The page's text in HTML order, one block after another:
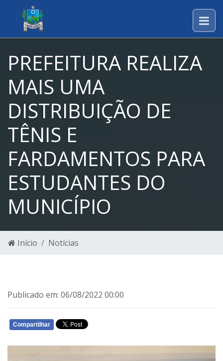
PREFEITURA REALIZA
MAIS UMA
DISTRIBUIÇÃO DE
TÊNIS E
FARDAMENTOS PARA
ESTUDANTES DO
MUNICÍPIO
Início Notícias
Publicado em: 06/08/2022 00:00
Compartilhar